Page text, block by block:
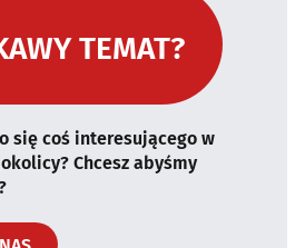
TEMAT?
się coś interesującego w
Chcesz abyśmy